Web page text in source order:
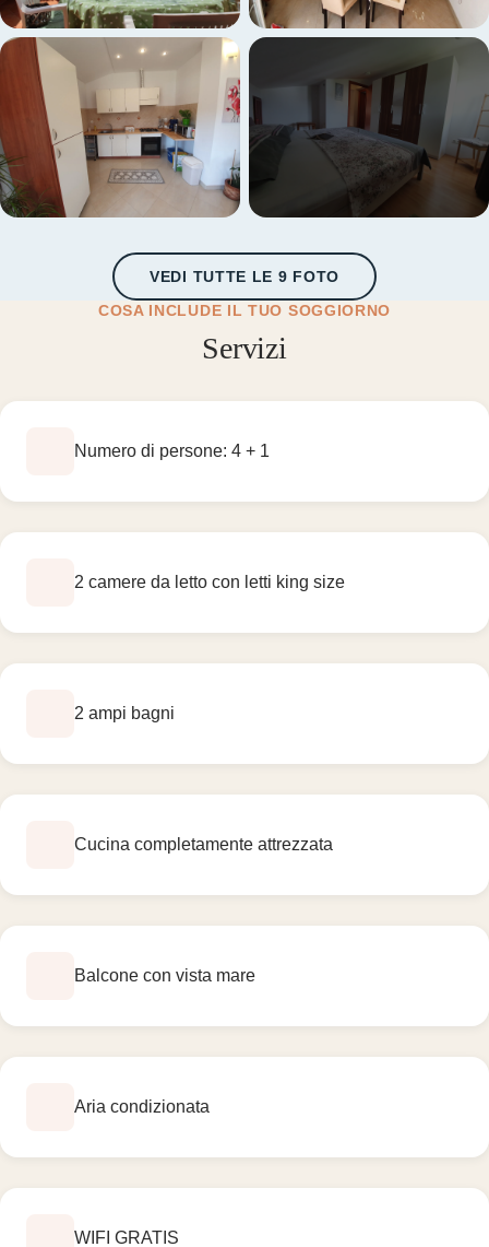
VEDI TUTTE LE 9 FOTO
COSA INCLUDE IL TUO SOGGIORNO
Servizi
Numero di persone: 4 + 1
2 camere da letto con letti king size
2 ampi bagni
Cucina completamente attrezzata
Balcone con vista mare
Aria condizionata
WIFI GRATIS